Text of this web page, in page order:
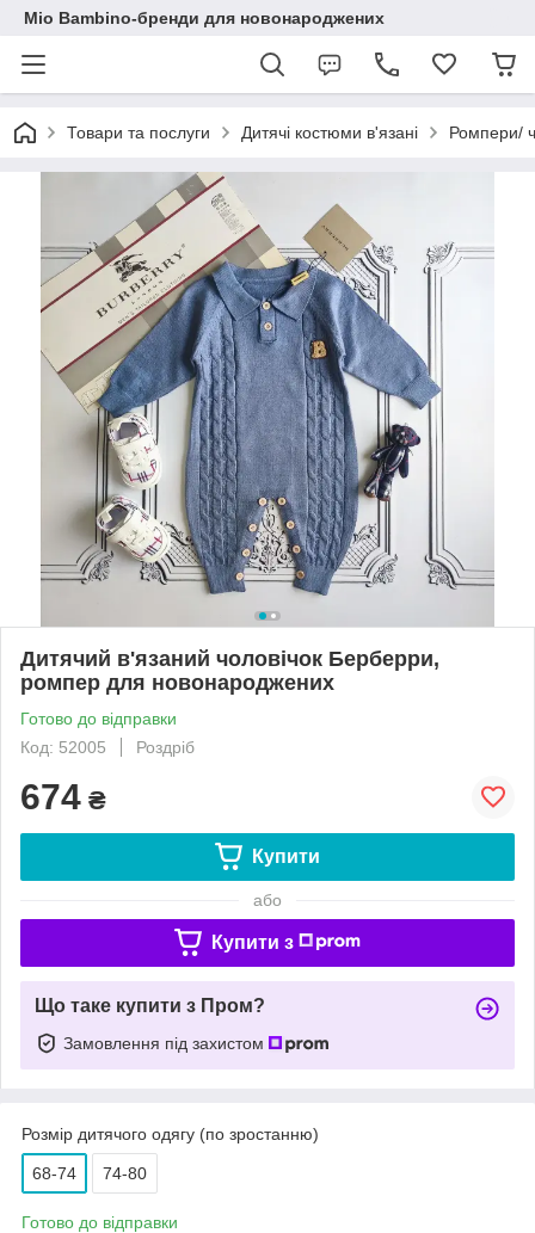
Mio Bambino-бренди для новонароджених
Товари та послуги Дитячі костюми в'язані Ромпери/
Дитячий в'язаний чоловічок Берберри,
ромпер для новонароджених
Готово до відправки
Код: 52005
Роздріб
674 ₴
Купити
або
Купити з
Що таке купити з Пром?
Замовлення під захистом
Розмір дитячого одягу (по зростанню)
68-74 74-80
Готово до відправки